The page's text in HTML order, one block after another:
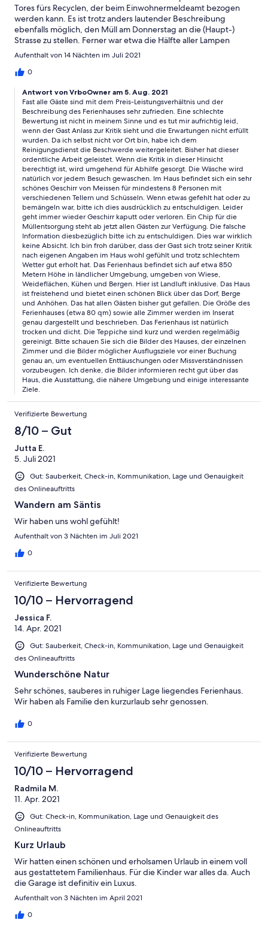
Tores fürs Recyclen, der beim Einwohnermeldeamt bezogen
werden kann. Es ist trotz anders lautender Beschreibung
ebenfalls möglich, den Müll am Donnerstag an die (Haupt-)
Strasse zu stellen. Ferner war etwa die Hälfte aller Lampen
defekt. Dann waren da noch die Handtücher. Fast alle haben
(Schimmel-?) Flecken. Ausserdem hatte es mehr Elektrogeräte
recht Mühsam. Es war ziemlich enttäuschend, dass es NUR eine
Filterkaffeemaschine hatte. Teppiche stinken schnell muffig und
sind für Allergiker alles andere als vorteilhaft. Im Erdgeschoss
hat es immer noch sehr muffig gestunken, trotzdem wir über
einer Woche täglich mehrmals ausgiebig gelüftet hatten. Wir
waren auch entsetzt, wie schmutzig Geschirr, Kochtöpfe,
Bratpfannen und die Besteckschublade waren. Die Bratpfannen
waren auch schon sehr verkratzt und abgenutzt, so dass sich die
Frage stellte, ob diese noch ohne Gesundheitsgefährdung
benutzt werden konnten. Die Tischdecke vom Esstisch wies
ebenfalls noch Essensreste auf, so dass wir uns entschlossen
haben, diese nicht zu benutzen. In der Beschreibung auf der
Seite FeWo-direkt.de heisst es, dass es eine Luxusküche hat.
Dies mag mit viel good will vom äusseren Schein zutreffen,
jedoch nicht vom Inhalt. Das Geschirr war zum grössten Teil
schon recht abgenutzt und bestand aus einem grossen
Sammelsurium. Obwohl es in der Beschreibung heisst, dass das
Haus grossen Komfort bietet und für sechs Personen bestens
gerüstet ist, waren noch nicht einmal genügend Tassen /
Becher und Teelöffel für 6 Personen vorhanden. Überhaupt
weicht die Beschreibung auf der Internetseite sehr von der
Realität ab. Obwohl es "Großes freistehendes Ferienhaus,
familienfreundlich, Traumlage, St Gallen, WLAN" heisst, ist es
doch eher ein kleines Haus mit gewissem Komfort. Von
Traumlage könnte man allenfalls sprechen, wenn es eine
entsprechende Aussicht (Berge, See etc.) gäbe. Allerdings liegt
das Haus verkehrstechnisch sehr günstig, so dass man bequem
innerhalb kurzer Zeit diverse Sehenswürdigkeiten erreichen
kann. Nur dass wir uns nicht falsch verstehen. Wir fühlten uns in
Wetter gut erholt. Jedoch wurden viele Erwartungen bezüglich
des Hauses aufgrund übertriebener und unrealistischer
Formulierungen und der tatsächlichen Umstände nicht erfüllt -
schade.
Aufenthalt von 14 Nächten im Juli 2021
0
Antwort von VrboOwner am 5. Aug. 2021
Fast alle Gäste sind mit dem Preis-Leistungsverhältnis und der
Beschreibung des Ferienhauses sehr zufrieden. Eine schlechte
Bewertung ist nicht in meinem Sinne und es tut mir aufrichtig leid,
wenn der Gast Anlass zur Kritik sieht und die Erwartungen nicht erfüllt
wurden. Da ich selbst nicht vor Ort bin, habe ich dem
Reinigungsdienst die Beschwerde weitergeleitet. Bisher hat dieser
ordentliche Arbeit geleistet. Wenn die Kritik in dieser Hinsicht
berechtigt ist, wird umgehend für Abhilfe gesorgt. Die Wäsche wird
natürlich vor jedem Besuch gewaschen. Im Haus befindet sich ein sehr
schönes Geschirr von Meissen für mindestens 8 Personen mit
verschiedenen Tellern und Schüsseln. Wenn etwas gefehlt hat oder zu
bemängeln war, bitte ich dies ausdrücklich zu entschuldigen. Leider
geht immer wieder Geschirr kaputt oder verloren. Ein Chip für die
Müllentsorgung steht ab jetzt allen Gästen zur Verfügung. Die falsche
Information diesbezüglich bitte ich zu entschuldigen. Dies war wirklich
keine Absicht. Ich bin froh darüber, dass der Gast sich trotz seiner Kritik
nach eigenen Angaben im Haus wohl gefühlt und trotz schlechtem
Wetter gut erholt hat. Das Ferienhaus befindet sich auf etwa 850
Metern Höhe in ländlicher Umgebung, umgeben von Wiese,
Weideflächen, Kühen und Bergen. Hier ist Landluft inklusive. Das Haus
ist freistehend und bietet einen schönen Blick über das Dorf, Berge
und Anhöhen. Das hat allen Gästen bisher gut gefallen. Die Größe des
Ferienhauses (etwa 80 qm) sowie alle Zimmer werden im Inserat
genau dargestellt und beschrieben. Das Ferienhaus ist natürlich
trocken und dicht. Die Teppiche sind kurz und werden regelmäßig
gereinigt. Bitte schauen Sie sich die Bilder des Hauses, der einzelnen
Zimmer und die Bilder möglicher Ausflugsziele vor einer Buchung
genau an, um eventuellen Enttäuschungen oder Missverständnissen
vorzubeugen. Ich denke, die Bilder informieren recht gut über das
Haus, die Ausstattung, die nähere Umgebung und einige interessante
Ziele.
Verifizierte Bewertung
8/10 – Gut
Jutta E.
5. Juli 2021
Gut: Sauberkeit, Check-in, Kommunikation, Lage und Genauigkeit
des Onlineauftritts
Wandern am Säntis
Wir haben uns wohl gefühlt!
Aufenthalt von 3 Nächten im Juli 2021
0
Verifizierte Bewertung
10/10 – Hervorragend
Jessica F.
14. Apr. 2021
Gut: Sauberkeit, Check-in, Kommunikation, Lage und Genauigkeit
des Onlineauftritts
Wunderschöne Natur
Sehr schönes, sauberes in ruhiger Lage liegendes Ferienhaus.
Wir haben als Familie den kurzurlaub sehr genossen.
0
Verifizierte Bewertung
10/10 – Hervorragend
Radmila M.
11. Apr. 2021
Gut: Check-in, Kommunikation, Lage und Genauigkeit des
Onlineauftritts
Kurz Urlaub
Wir hatten einen schönen und erholsamen Urlaub in einem voll
aus gestattetem Familienhaus. Für die Kinder war alles da. Auch
die Garage ist definitiv ein Luxus.
Aufenthalt von 3 Nächten im April 2021
0